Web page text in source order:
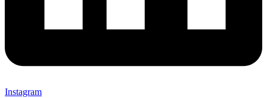
Instagram